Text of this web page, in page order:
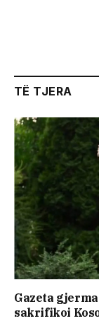
TË TJERA
Gazeta
sakrifikoi